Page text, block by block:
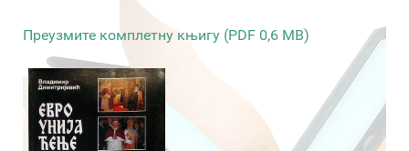
Преузмите комплетну књигу (PDF 0,6 MB)